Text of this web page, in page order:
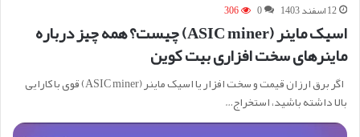
12 اسفند 1403 0
306
اسیک ماینر (ASIC miner) چیست؟ همه چیز درباره
ماینرهای سخت افزاری بیت کوین
اگر برق ارزان قیمت و سخت افزار یا اسیک ماینر (ASIC miner) قوی با کارایی
بالا داشته باشید، استخراج…